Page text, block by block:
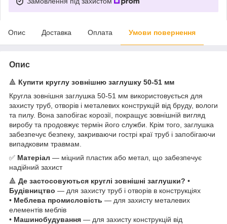
Опис Доставка Оплата Умови повернення
Опис
🔺 Купити круглу зовнішню заглушку 50-51 мм
Кругла зовнішня заглушка 50-51 мм використовується для
захисту труб, отворів і металевих конструкцій від бруду, вологи
та пилу. Вона запобігає корозії, покращує зовнішній вигляд
виробу та продовжує термін його служби. Крім того, заглушка
забезпечує безпеку, закриваючи гострі краї труб і запобігаючи
випадковим травмам.
✅ Матеріал — міцний пластик або метал, що забезпечує
надійний захист
🔺 Де застосовуються круглі зовнішні заглушки? •
Будівництво — для захисту труб і отворів в конструкціях
• Меблева промисловість — для захисту металевих
елементів меблів
• Машинобудування — для захисту конструкцій від